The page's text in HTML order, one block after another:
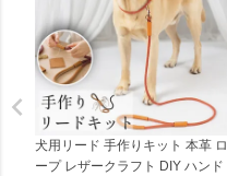
犬用リード 手作りキット 本革 ロ
ープ レザークラフト DIY ハンド